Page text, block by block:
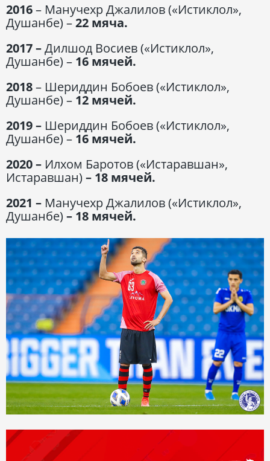
2016– Манучехр Джалилов («Истиклол»,
Душанбе) –22 мяча.
2017 –Дилшод Восиев («Истиклол»,
Душанбе) – 16 мячей.
2018– Шериддин Бобоев («Истиклол»,
Душанбе) – 12 мячей.
2019 – Шериддин Бобоев («Истиклол»,
Душанбе) – 16 мячей.
2020 – Илхом Баротов («Истаравшан»,
Истаравшан) – 18 мячей.
2021 – Манучехр Джалилов («Истиклол»,
Душанбе) – 18 мячей.